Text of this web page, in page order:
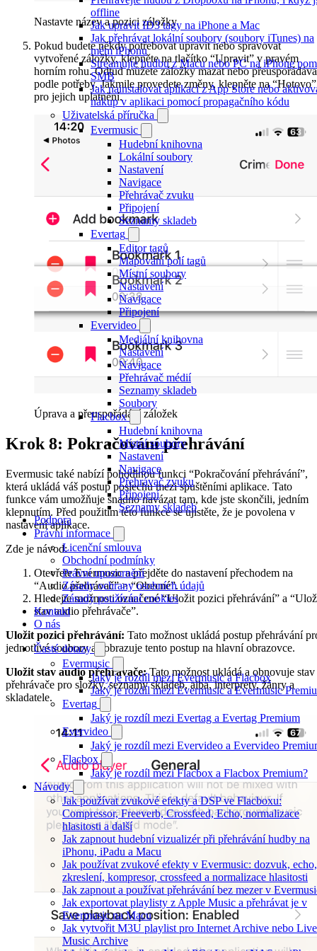
offline
Jak upravit ID3 tagy na iPhone a Mac
Jak přehrávat lokální soubory (soubory iTunes) na
mém iPhonu
Streamujte hudbu z Macu nebo PC na iPhone
SMB
Jak nainstalovat aplikaci z App Store nebo
nákup v aplikaci pomocí propagačního kódu
Uživatelská příručka
Evermusic
Hudební knihovna
Lokální soubory
Nastavení
Navigace
Přehrávač zvuku
Připojení
Seznamy skladeb
Evertag
Editor tagů
Mapování polí tagů
Místní soubory
Nastavení
Navigace
Připojení
Evervideo
Mediální knihovna
Nastavení
Navigace
Přehrávač médií
Seznamy skladeb
Soubory
Flacbox
Hudební knihovna
Místní soubory
Nastavení
Navigace
Přehrávač zvuku
Připojení
Seznamy skladeb
Podpora
Právní informace
Licenční smlouva
Obchodní podmínky
Právní upozornění
Zásady ochrany osobních údajů
Zásady používání cookies
Kontakt
O nás
Časté dotazy
Evermusic
Jaký je rozdíl mezi Evermusic a Flacbox
Jaký je rozdíl mezi Evermusic a Evermusic
Evertag
Jaký je rozdíl mezi Evertag a Evertag Premium
Evervideo
Jaký je rozdíl mezi Evervideo a Evervideo
Flacbox
Jaký je rozdíl mezi Flacbox a Flacbox Premium?
Návody
Jak používat zvukové efekty a DSP ve Flacboxu:
Compressor, Freeverb, Crossfeed, Echo, normalizace
hlasitosti a další
Jak zapnout hudební vizualizér při přehrávání hudby na
iPhonu, iPadu a Macu
Jak používat zvukové efekty v Evermusic: dozvuk, echo,
zkreslení, kompresor, crossfeed a normalizace hlasitosti
Jak zapnout a používat přehrávání bez mezer v
Jak exportovat playlisty z Apple Music a přehrávat je v
Evermusic na Macu
Jak vytvořit M3U playlist pro Internet Archive nebo Live
Music Archive
Nastavte název a pozici záložky
Pokud budete někdy potřebovat upravit nebo spravovat
vytvořené záložky, klepněte na tlačítko “Upravit” v pravém
horním rohu. Odtud můžete záložky mazat nebo
podle potřeby. Jakmile provedete změny, klepněte na “Hotovo”
pro jejich uplatnění.
Úprava a přeuspořádání záložek
Krok 8: Pokračování přehrávání
Evermusic také nabízí pohodlnou funkci “Pokračování přehrávání”,
která ukládá váš postup poslechu mezi spuštěními aplikace. Tato
funkce vám umožňuje snadno navázat tam, kde jste skončili, jedním
klepnutím. Před použitím této funkce se ujistěte, že je povolena v
nastavení aplikace.
Zde je návod:
Otevřete Evermusic a přejděte do nastavení přechodem na
“Audio přehrávač” > “Obecné”.
Hledejte možnosti označené “Uložit pozici přehrávání” a
stav audio přehrávače”.
Uložit pozici přehrávání: Tato možnost ukládá postup přehrávání
jednotlivé soubory a zobrazuje tento postup na hlavní obrazovce.
Uložit stav audio přehrávače:Tato možnost ukládá a obnovuje stav
přehrávače pro složky, seznamy skladeb, alba, interprety, žánry a
skladatele.